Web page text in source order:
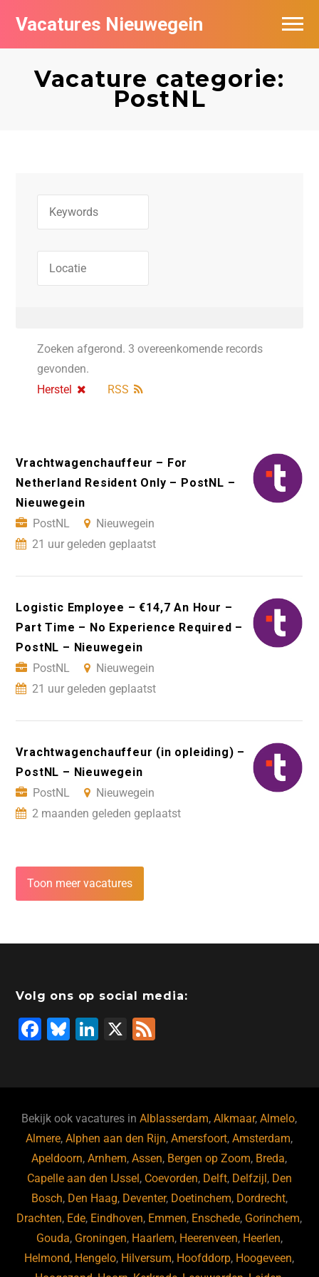
Vacatures Nieuwegein
Vacature categorie:
PostNL
Zoeken afgerond. 3 overeenkomende records
gevonden.
Herstel
RSS
Vrachtwagenchauffeur – For
Netherland Resident Only – PostNL –
Nieuwegein
PostNL
Nieuwegein
21 uur geleden geplaatst
Logistic Employee – €14,7 An Hour –
Part Time – No Experience Required –
PostNL – Nieuwegein
PostNL
Nieuwegein
21 uur geleden geplaatst
Vrachtwagenchauffeur (in opleiding) –
PostNL – Nieuwegein
PostNL
Nieuwegein
2 maanden geleden geplaatst
Toon meer vacatures
Volg ons op social media:
F
b
o
o
k
Bl
ky
Li
dI
n
X
Bekijk ook vacatures inAlblasserdam,Alkmaar,Almelo,
Almere,Alphen aan den Rijn,Amersfoort,Amsterdam,
Apeldoorn,Arnhem,Assen, Bergen op Zoom, Breda,
Capelle aan den IJssel , Coevorden, Delft, Delfzijl , Den
Bosch, Den Haag, Deventer, Doetinchem, Dordrecht,
Drachten, Ede, Eindhoven, Emmen, Enschede, Gorinchem,
Gouda, Groningen, Haarlem, Heerenveen, Heerlen,
Helmond, Hengelo, Hilversum, Hoofddorp, Hoogeveen,
Vacatures per bedrijf in Nieuwegein